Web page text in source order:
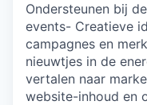
Ondersteunen bij
events- Creatieve
campagnes en
nieuwtjes in de
vertalen naar
website-inhoud en